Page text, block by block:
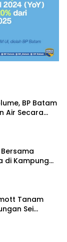
BP Batam
Air Secara
di Kampung
Tanam
Sei